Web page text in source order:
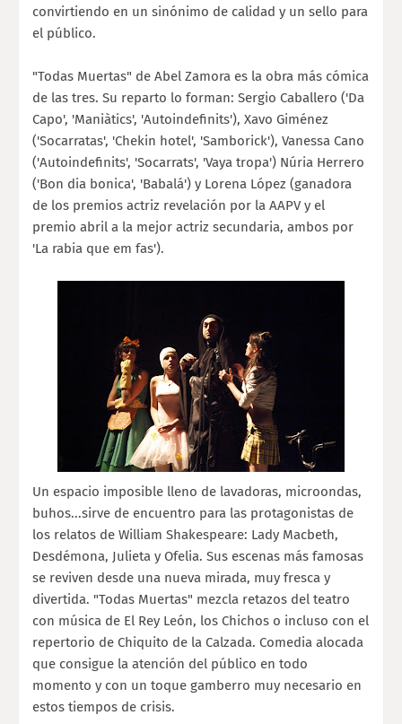
convirtiendo en un sinónimo de calidad y un sello para
el público.
"Todas Muertas" de Abel Zamora es la obra más cómica
de las tres. Su reparto lo forman: Sergio Caballero ('Da
Capo', 'Maniàtics', 'Autoindefinits'), Xavo Giménez
('Socarratas', 'Chekin hotel', 'Samborick'), Vanessa Cano
('Autoindefinits', 'Socarrats', 'Vaya tropa') Núria Herrero
('Bon dia bonica', 'Babalá') y Lorena López (ganadora
de los premios actriz revelación por la AAPV y el
premio abril a la mejor actriz secundaria, ambos por
'La rabia que em fas').
Un espacio imposible lleno de lavadoras, microondas,
buhos...sirve de encuentro para las protagonistas de
los relatos de William Shakespeare: Lady Macbeth,
Desdémona, Julieta y Ofelia. Sus escenas más famosas
se reviven desde una nueva mirada, muy fresca y
divertida. "Todas Muertas" mezcla retazos del teatro
con música de El Rey León, los Chichos o incluso con el
repertorio de Chiquito de la Calzada. Comedia alocada
que consigue la atención del público en todo
momento y con un toque gamberro muy necesario en
estos tiempos de crisis.